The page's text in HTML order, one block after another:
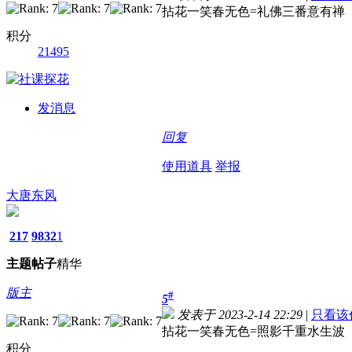
积分
21495
发消息
拈花一笑春无色=礼佛三番意有禅
回复
使用道具 举报
大唐东风
217
主题
9832
帖子
1
精华
版主
积分
5#
发表于 2023-2-14 22:29 | 只看该
拈花一笑春无色=照影千重水生波